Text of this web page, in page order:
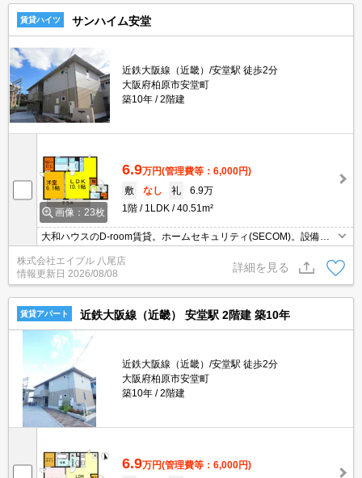
賃貸ハイツ サンハイム安堂
近鉄大阪線（近畿）/安堂駅 徒歩2分
大阪府柏原市安堂町
築10年
2階建
画像：23枚
6.9万円(管理費等：6,000円)
敷
なし 礼
6.9万
1階
1LDK 40.51m²
大和ハウスのD-room賃貸。ホームセキュリティ(SECOM)。設備に
注目!人気のアイテムせいぞろい。システムキッチンで料理もバッチ
リ!。角部屋をお探しの方に。ICロック電池2,750円(契約時)。
株式会社エイブル 八尾店
情報更新日 2026/08/08
詳細を見る
賃貸アパート 近鉄大阪線（近畿） 安堂駅 2階建 築10年
近鉄大阪線（近畿）/安堂駅 徒歩2分
大阪府柏原市安堂町
築10年
2階建
6.9万円(管理費等：6,000円)